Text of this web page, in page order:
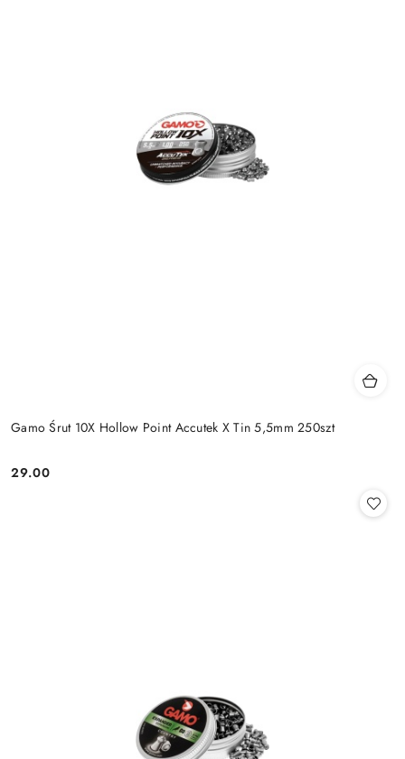
Gamo Śrut 10X Hollow Point Accutek X Tin 5,5mm 250szt
Cena:
29.00